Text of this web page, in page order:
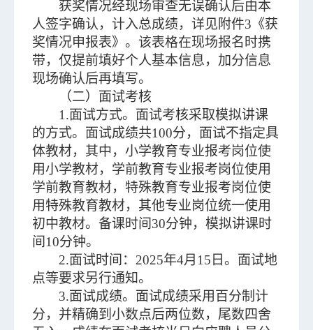
获奖情况经现场审查无误确认后由本
人签字确认，计入总成绩，详见附件3《获
奖情况申报表》。该表格在现场报名时携
带，仅提前填好个人基本信息，加分信息
现场确认后再填写。
（二）面试考核
1.面试方式。面试考核采取模拟讲课
的方式。面试成绩共100分，面试不指定具
体教材，其中，小学教育专业报考岗位使
用小学教材，学前教育专业报考岗位使用
学前教育教材，特殊教育专业报考岗位使
用特殊教育教材，其他专业岗位统一使用
初中教材。备课时间30分钟，模拟讲课时
间10分钟。
2.面试时间：2025年4月15日。面试地
点等要求另行通知。
3.面试成绩。面试成绩采用百分制计
分，并精确到小数点后两位数，尾数四舍